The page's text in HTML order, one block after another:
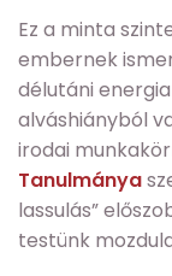
Ez a minta
embernek
délutáni
alváshiányból
irodai
Tanulmánya
lassulás”
testünk